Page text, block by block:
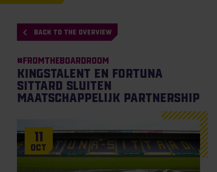
BACK TO THE OVERVIEW
#Fromtheboardroom
KingsTalent en Fortuna
Sittard sluiten
maatschappelijk partnership
11
Oct